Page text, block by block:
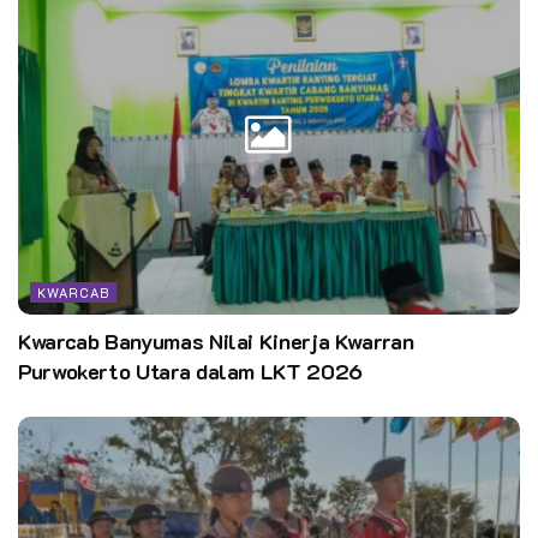
KWARCAB
Kwarcab Banyumas Nilai Kinerja Kwarran
Purwokerto Utara dalam LKT 2026